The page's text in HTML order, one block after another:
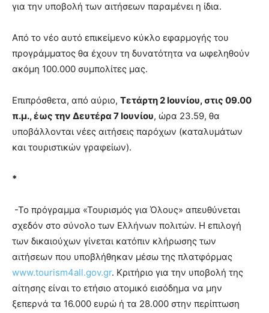
για την υποβολή των αιτήσεων παραμένει η ίδια.
Από το νέο αυτό επικείμενο κύκλο εφαρμογής του
προγράμματος θα έχουν τη δυνατότητα να ωφεληθούν
ακόμη 100.000 συμπολίτες μας.
Επιπρόσθετα, από αύριο, Τετάρτη 2 Ιουνίου, στις 09.00
π.μ., έως την Δευτέρα 7 Ιουνίου, ώρα 23.59, θα
υποβάλλονται νέες αιτήσεις παρόχων (καταλυμάτων
και τουριστικών γραφείων).
*
-Το πρόγραμμα «Τουρισμός για Όλους» απευθύνεται
σχεδόν στο σύνολο των Ελλήνων πολιτών. Η επιλογή
των δικαιούχων γίνεται κατόπιν κλήρωσης των
αιτήσεων που υποβλήθηκαν μέσω της πλατφόρμας
www.tourism4all.gov.gr. Κριτήριο για την υποβολή της
αίτησης είναι το ετήσιο ατομικό εισόδημα να μην
ξεπερνά τα 16.000 ευρώ ή τα 28.000 στην περίπτωση